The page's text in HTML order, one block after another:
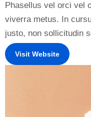
Phasellus vel orci vel
viverra metus. In
justo, non sollicitudin
Visit Website